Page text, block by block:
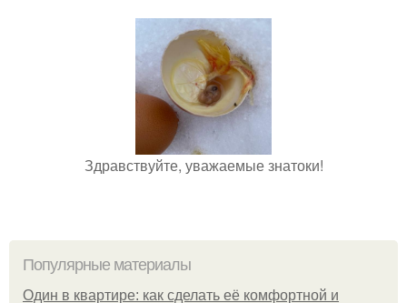
Здравствуйте, уважаемые знатоки!
Популярные материалы
Один в квартире: как сделать её комфортной и